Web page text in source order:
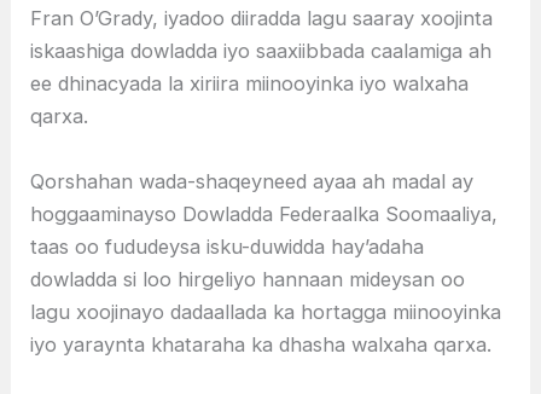
Fran O’Grady, iyadoo diiradda lagu saaray xoojinta
iskaashiga dowladda iyo saaxiibbada caalamiga ah
ee dhinacyada la xiriira miinooyinka iyo walxaha
qarxa.
Qorshahan wada-shaqeyneed ayaa ah madal ay
hoggaaminayso Dowladda Federaalka Soomaaliya,
taas oo fududeysa isku-duwidda hay’adaha
dowladda si loo hirgeliyo hannaan mideysan oo
lagu xoojinayo dadaallada ka hortagga miinooyinka
iyo yaraynta khataraha ka dhasha walxaha qarxa.